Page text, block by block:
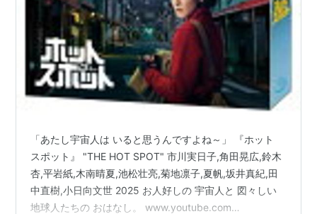
「あたし宇宙人は いると思うんですよね～」 『ホット
スポット』 "THE HOT SPOT" 市川実日子,角田晃広,鈴木
杏,平岩紙,木南晴夏,池松壮亮,菊地凛子,夏帆,坂井真紀,田
中直樹,小日向文世 2025 お人好しの 宇宙人と 図々しい
地球人たちの おはなし。 www.youtube.com